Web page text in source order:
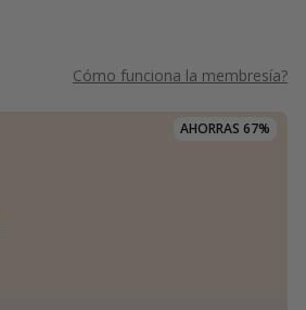
Cómo funciona la membresía?
AHORRAS 67%